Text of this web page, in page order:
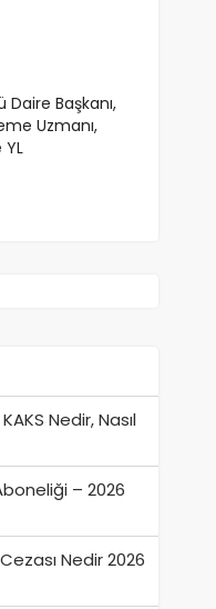
Daire Başkanı,
Uzmanı,
Nedir, Nasıl
– 2026
Nedir 2026